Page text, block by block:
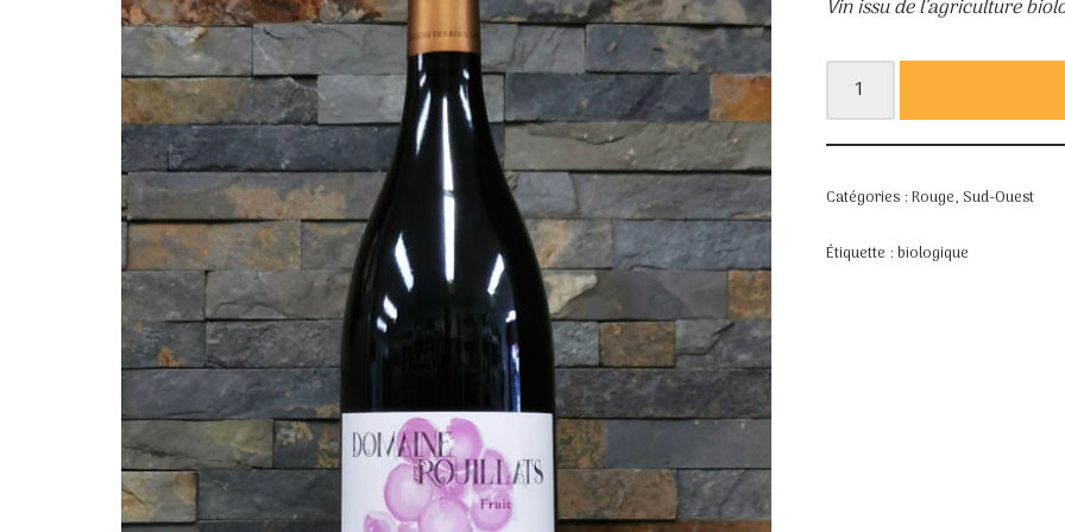
Vin issu de l’agriculture
Catégories :Rouge, Sud-Ouest
Étiquette :biologique